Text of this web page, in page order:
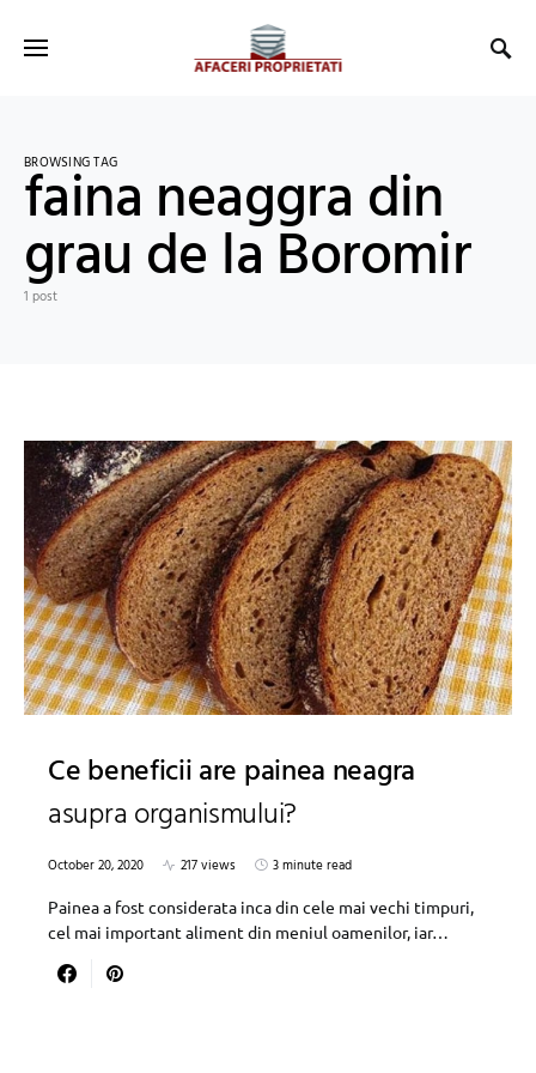
BROWSING TAG
faina neaggra din
grau de la Boromir
1 post
Ce beneficii are painea neagra
asupra organismului?
October 20, 2020 217 views
3 minute read
Painea a fost considerata inca din cele mai vechi timpuri,
cel mai important aliment din meniul oamenilor, iar…